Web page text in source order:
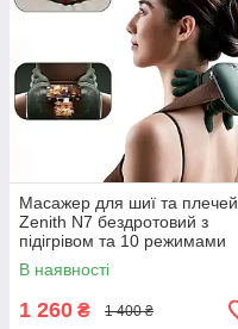
Масажер для шиї та плечей
Zenith N7 бездротовий з
підігрівом та 10 режимами
масажу, USB Type-C
В наявності
1 260 ₴ 1 400 ₴